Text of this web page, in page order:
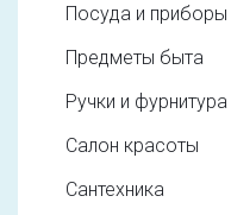
Посуда и приборы
Предметы быта
Ручки и фурнитура
Салон красоты
Сантехника